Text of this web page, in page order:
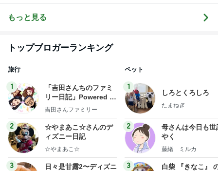
もっと見る
トップブロガーランキング
旅行
1
「吉田さんちのファミ
リー日記」Powered b
y Ameba 吉田さんファ
ログ
吉田さんファミリー
2
☆やまあこ☆さんのデ
ィズニー日記
☆やまあこ☆
3
日々是甘露2〜ディズニ
ペット
1
しろとくろしろ
たまねぎ
2
母さんは今日も世
やく
藤緒 ミルカ
3
白柴 『きなこ』